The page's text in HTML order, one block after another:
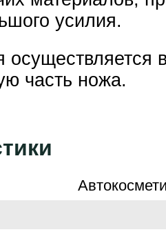
усилия.
осуществляется
часть ножа.